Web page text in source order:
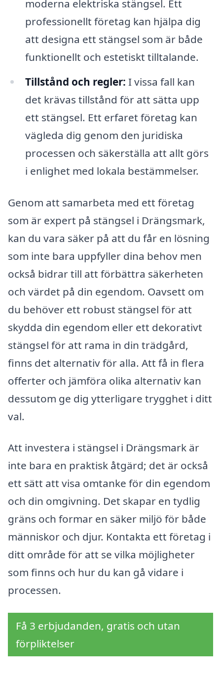
moderna elektriska stängsel. Ett
professionellt företag kan hjälpa dig
att designa ett stängsel som är både
funktionellt och estetiskt tilltalande.
Tillstånd och regler: I vissa fall kan
det krävas tillstånd för att sätta upp
ett stängsel. Ett erfaret företag kan
vägleda dig genom den juridiska
processen och säkerställa att allt görs
i enlighet med lokala bestämmelser.
Genom att samarbeta med ett företag
som är expert på stängsel i Drängsmark,
kan du vara säker på att du får en lösning
som inte bara uppfyller dina behov men
också bidrar till att förbättra säkerheten
och värdet på din egendom. Oavsett om
du behöver ett robust stängsel för att
skydda din egendom eller ett dekorativt
stängsel för att rama in din trädgård,
finns det alternativ för alla. Att få in flera
offerter och jämföra olika alternativ kan
dessutom ge dig ytterligare trygghet i ditt
val.
Att investera i stängsel i Drängsmark är
inte bara en praktisk åtgärd; det är också
ett sätt att visa omtanke för din egendom
och din omgivning. Det skapar en tydlig
gräns och formar en säker miljö för både
människor och djur. Kontakta ett företag i
ditt område för att se vilka möjligheter
som finns och hur du kan gå vidare i
processen.
Få 3 erbjudanden, gratis och utan
förpliktelser